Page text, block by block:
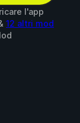
l'app
12 altri mod